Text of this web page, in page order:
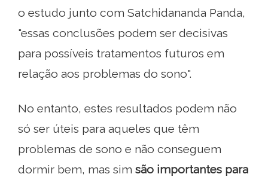
o estudo junto com Satchidananda Panda,
"essas conclusões podem ser decisivas
para possíveis tratamentos futuros em
relação aos problemas do sono".
No entanto, estes resultados podem não
só ser úteis para aqueles que têm
problemas de sono e não conseguem
dormir bem, mas sim são importantes para